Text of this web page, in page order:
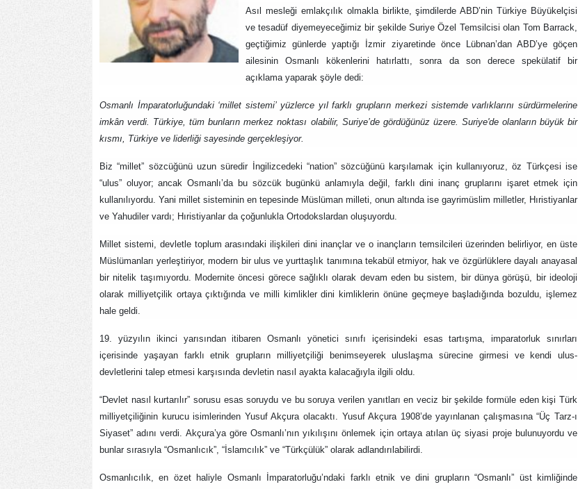
Asıl mesleği emlakçılık olmakla birlikte, şimdilerde ABD’nin Türkiye Büyükelçisi
ve tesadüf diyemeyeceğimiz bir şekilde Suriye Özel Temsilcisi olan Tom Barrack,
geçtiğimiz günlerde yaptığı İzmir ziyaretinde önce Lübnan’dan ABD’ye göçen
ailesinin Osmanlı kökenlerini hatırlattı, sonra da son derece spekülatif bir
açıklama yaparak şöyle dedi:
Osmanlı İmparatorluğundaki ‘millet sistemi’ yüzlerce yıl farklı grupların merkezi sistemde varlıklarını sürdürmelerine
imkân verdi. Türkiye, tüm bunların merkez noktası olabilir, Suriye’de gördüğünüz üzere. Suriye'de olanların büyük bir
kısmı, Türkiye ve liderliği sayesinde gerçekleşiyor.
Biz “millet” sözcüğünü uzun süredir İngilizcedeki “nation” sözcüğünü karşılamak için kullanıyoruz, öz Türkçesi ise
“ulus” oluyor; ancak Osmanlı’da bu sözcük bugünkü anlamıyla değil, farklı dini inanç gruplarını işaret etmek için
kullanılıyordu. Yani millet sisteminin en tepesinde Müslüman milleti, onun altında ise gayrimüslim milletler, Hıristiyanlar
ve Yahudiler vardı; Hıristiyanlar da çoğunlukla Ortodokslardan oluşuyordu.
Millet sistemi, devletle toplum arasındaki ilişkileri dini inançlar ve o inançların temsilcileri üzerinden belirliyor, en üste
Müslümanları yerleştiriyor, modern bir ulus ve yurttaşlık tanımına tekabül etmiyor, hak ve özgürlüklere dayalı anayasal
bir nitelik taşımıyordu. Modernite öncesi görece sağlıklı olarak devam eden bu sistem, bir dünya görüşü, bir ideoloji
olarak milliyetçilik ortaya çıktığında ve milli kimlikler dini kimliklerin önüne geçmeye başladığında bozuldu, işlemez
hale geldi.
19. yüzyılın ikinci yarısından itibaren Osmanlı yönetici sınıfı içerisindeki esas tartışma, imparatorluk sınırları
içerisinde yaşayan farklı etnik grupların milliyetçiliği benimseyerek uluslaşma sürecine girmesi ve kendi ulus-
devletlerini talep etmesi karşısında devletin nasıl ayakta kalacağıyla ilgili oldu.
“Devlet nasıl kurtarılır” sorusu esas soruydu ve bu soruya verilen yanıtları en veciz bir şekilde formüle eden kişi Türk
milliyetçiliğinin kurucu isimlerinden Yusuf Akçura olacaktı. Yusuf Akçura 1908’de yayınlanan çalışmasına “Üç Tarz-ı
Siyaset” adını verdi. Akçura’ya göre Osmanlı’nın yıkılışını önlemek için ortaya atılan üç siyasi proje bulunuyordu ve
bunlar sırasıyla “Osmanlıcık”, “İslamcılık” ve “Türkçülük” olarak adlandırılabilirdi.
Osmanlıcılık, en özet haliyle Osmanlı İmparatorluğu’ndaki farklı etnik ve dini grupların “Osmanlı” üst kimliğinde